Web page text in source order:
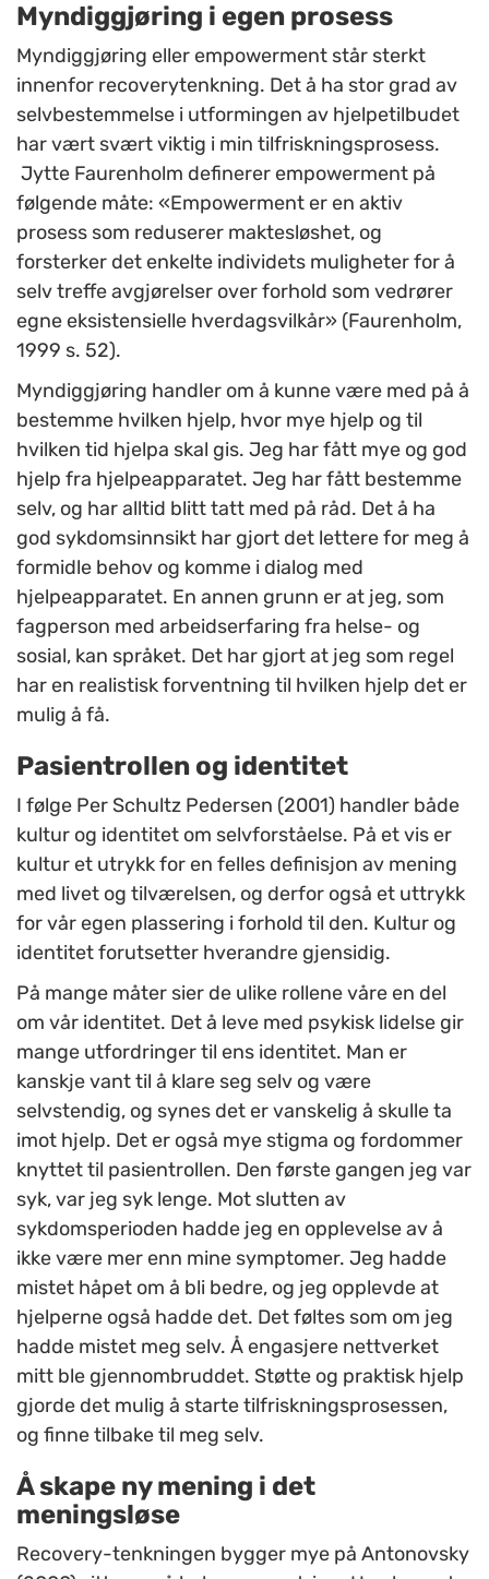
Myndiggjøring i egen prosess
Myndiggjøring eller empowerment står sterkt
innenfor recoverytenkning. Det å ha stor grad av
selvbestemmelse i utformingen av hjelpetilbudet
har vært svært viktig i min tilfriskningsprosess.
Jytte Faurenholm definerer empowerment på
følgende måte: «Empowerment er en aktiv
prosess som reduserer maktesløshet, og
forsterker det enkelte individets muligheter for å
selv treffe avgjørelser over forhold som vedrører
egne eksistensielle hverdagsvilkår» (Faurenholm,
1999 s. 52).
Myndiggjøring handler om å kunne være med på å
bestemme hvilken hjelp, hvor mye hjelp og til
hvilken tid hjelpa skal gis. Jeg har fått mye og god
hjelp fra hjelpeapparatet. Jeg har fått bestemme
selv, og har alltid blitt tatt med på råd. Det å ha
god sykdomsinnsikt har gjort det lettere for meg å
formidle behov og komme i dialog med
hjelpeapparatet. En annen grunn er at jeg, som
fagperson med arbeidserfaring fra helse- og
sosial, kan språket. Det har gjort at jeg som regel
har en realistisk forventning til hvilken hjelp det er
mulig å få.
Pasientrollen og identitet
I følge Per Schultz Pedersen (2001) handler både
kultur og identitet om selvforståelse. På et vis er
kultur et utrykk for en felles definisjon av mening
med livet og tilværelsen, og derfor også et uttrykk
for vår egen plassering i forhold til den. Kultur og
identitet forutsetter hverandre gjensidig.
På mange måter sier de ulike rollene våre en del
om vår identitet. Det å leve med psykisk lidelse gir
mange utfordringer til ens identitet. Man er
kanskje vant til å klare seg selv og være
selvstendig, og synes det er vanskelig å skulle ta
imot hjelp. Det er også mye stigma og fordommer
knyttet til pasientrollen. Den første gangen jeg var
syk, var jeg syk lenge. Mot slutten av
sykdomsperioden hadde jeg en opplevelse av å
ikke være mer enn mine symptomer. Jeg hadde
mistet håpet om å bli bedre, og jeg opplevde at
hjelperne også hadde det. Det føltes som om jeg
hadde mistet meg selv. Å engasjere nettverket
mitt ble gjennombruddet. Støtte og praktisk hjelp
gjorde det mulig å starte tilfriskningsprosessen,
og finne tilbake til meg selv.
Å skape ny mening i det
meningsløse
Recovery-tenkningen bygger mye på Antonovsky